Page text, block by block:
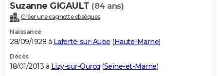
Suzanne GIGAULT (84 ans)
Créer une cagnotte obsèques
Naissance
28/09/1928 à Laferté-sur-Aube (Haute-Marne)
Décès
18/01/2013 à Lizy-sur-Ourcq (Seine-et-Marne)